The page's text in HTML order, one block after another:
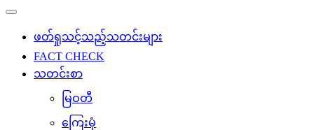
ဖတ်ရှုသင့်သည့်သတင်းများ
FACT CHECK
သတင်းစာ
မြဝတီ
ကြေးမုံ